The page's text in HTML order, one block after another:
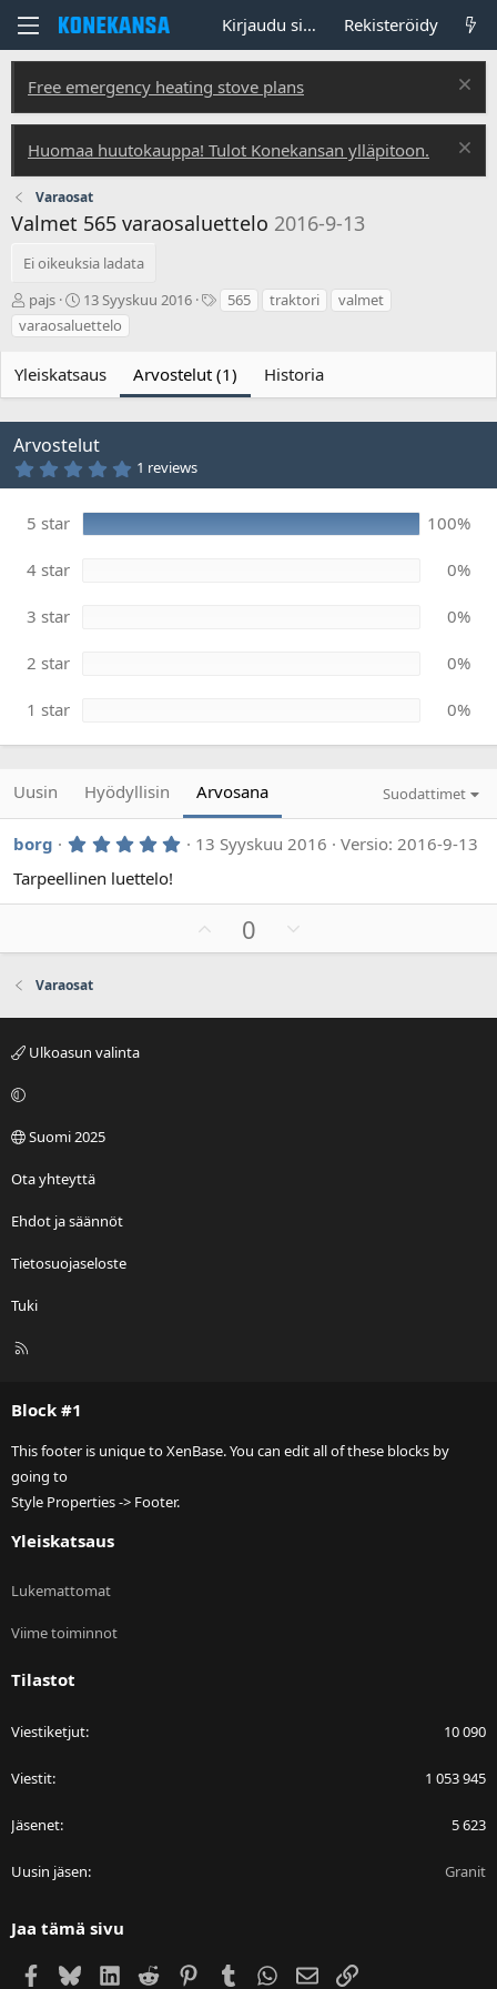
Kirjaudu sisään Rekisteröidy
Free emergency heating stove plans
Huomaa huutokauppa! Tulot Konekansan ylläpitoon.
Varaosat
Valmet 565 varaosaluettelo 2016-9-13
Ei oikeuksia ladata
T
e
k
j
ä
pajs
L
u
o
t
i
p
ä
i
m
ä
13 Syyskuu 2016
i
s
t
565 traktori
valmet
varaosaluettelo
Yleiskatsaus Arvostelut (1) Historia
Arvostelut
5
,
0
t
1 reviews
5 star 100%
4 star 0%
3 star 0%
2 star 0%
1 star 0%
Uusin Hyödyllisin Arvosana Suodattimet
borg 5
t
t
13 Syyskuu 2016
Versio: 2016-9-13
Tarpeellinen luettelo!
l
ä
0
i
u
Varaosat
Ulkoasun valinta
Suomi 2025
Ota yhteyttä
Ehdot ja säännöt
Tietosuojaseloste
Tuki
R
Block #1
This footer is unique to XenBase. You can edit all of these blocks by
going to
Style Properties -> Footer.
Yleiskatsaus
Lukemattomat
Viime toiminnot
Tilastot
Viestiketjut 10 090
Viestit 1 053 945
Jäsenet 5 623
Uusin jäsen Granit
Jaa tämä sivu
Facebook
BlueskyLinkedIn
Reddit PinterestTumblr WhatsApp
Sähköposti
Linkki